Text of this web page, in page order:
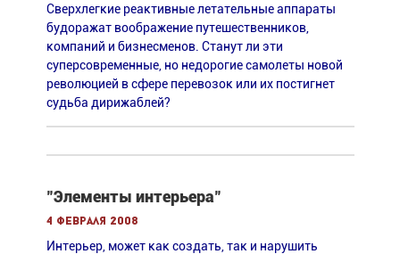
Сверхлегкие реактивные летательные аппараты
будоражат воображение путешественников,
компаний и бизнесменов. Станут ли эти
суперсовременные, но недорогие самолеты новой
революцией в сфере перевозок или их постигнет
судьба дирижаблей?
"Элементы интерьера"
4 февраля 2008
Интерьер, может как создать, так и нарушить